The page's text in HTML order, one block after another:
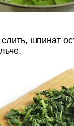
шпинат